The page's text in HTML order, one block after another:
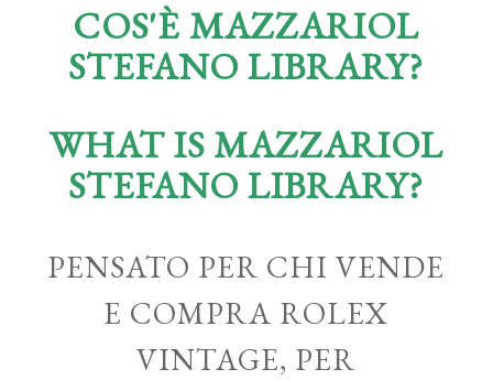
COS'È MAZZARIOL
STEFANO LIBRARY?
WHAT IS MAZZARIOL
STEFANO LIBRARY?
PENSATO PER CHI VENDE
E COMPRA ROLEX
VINTAGE, PER